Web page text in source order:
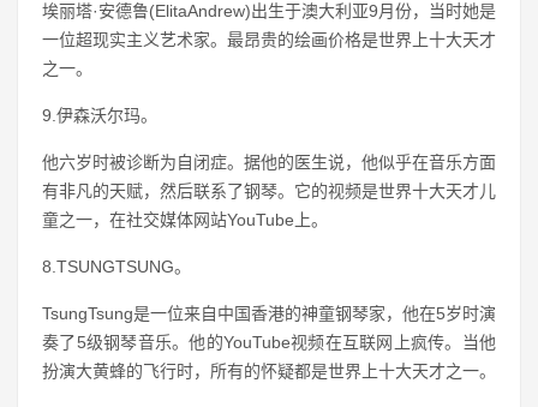
埃丽塔·安德鲁(ElitaAndrew)出生于澳大利亚9月份，当时她是
一位超现实主义艺术家。最昂贵的绘画价格是世界上十大天才
之一。
9.伊森沃尔玛。
他六岁时被诊断为自闭症。据他的医生说，他似乎在音乐方面
有非凡的天赋，然后联系了钢琴。它的视频是世界十大天才儿
童之一，在社交媒体网站YouTube上。
8.TSUNGTSUNG。
TsungTsung是一位来自中国香港的神童钢琴家，他在5岁时演
奏了5级钢琴音乐。他的YouTube视频在互联网上疯传。当他
扮演大黄蜂的飞行时，所有的怀疑都是世界上十大天才之一。